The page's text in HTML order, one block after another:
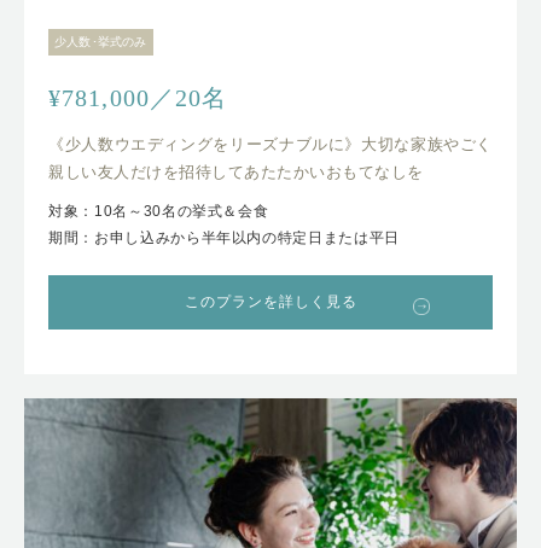
少人数･挙式のみ
¥781,000／20名
《少人数ウエディングをリーズナブルに》大切な家族やごく
親しい友人だけを招待してあたたかいおもてなしを
対象：10名～30名の挙式＆会食
期間：お申し込みから半年以内の特定日または平日
このプランを詳しく見る